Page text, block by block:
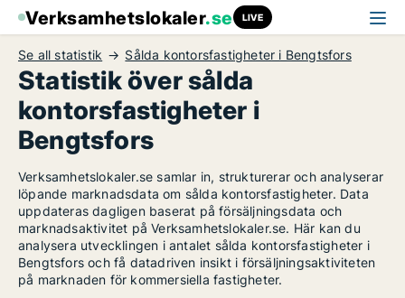
Verksamhetslokaler.se LIVE
Se all statistik Sålda kontorsfastigheter i Bengtsfors
Statistik över sålda
kontorsfastigheter i
Bengtsfors
Verksamhetslokaler.se samlar in, strukturerar och analyserar
löpande marknadsdata om sålda kontorsfastigheter. Data
uppdateras dagligen baserat på försäljningsdata och
marknadsaktivitet på Verksamhetslokaler.se. Här kan du
analysera utvecklingen i antalet sålda kontorsfastigheter i
Bengtsfors och få datadriven insikt i försäljningsaktiviteten
på marknaden för kommersiella fastigheter.